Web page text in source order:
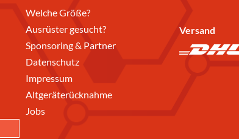
Welche Größe?
Ausrüster gesucht?
Sponsoring & Partner
Datenschutz
Impressum
Altgeräterücknahme
Jobs
Versand